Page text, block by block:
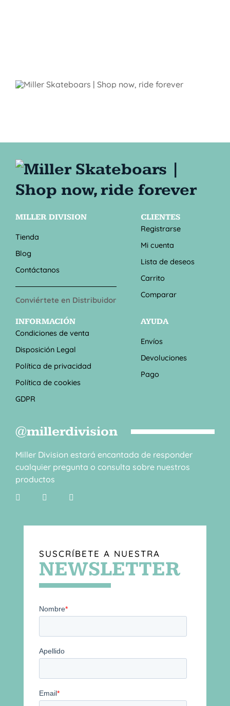
MILLER DIVISION
Tienda
Blog
Contáctanos
Conviértete en Distribuidor
CLIENTES
Registrarse
Mi cuenta
Lista de deseos
Carrito
Comparar
INFORMACIÓN
Condiciones de venta
Disposición Legal
Política de privacidad
Política de cookies
GDPR
AYUDA
Envíos
Devoluciones
Pago
@millerdivision
Miller Division estará encantada de responder
cualquier pregunta o consulta sobre nuestros
productos
SUSCRÍBETE A NUESTRA
NEWSLETTER